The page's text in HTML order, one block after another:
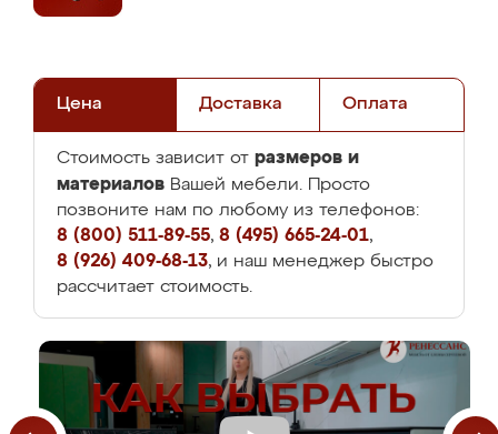
Цена Доставка Оплата
Стоимость зависит от размеров и
материалов Вашей мебели. Просто
позвоните нам по любому из телефонов:
8 (800) 511-89-55, 8 (495) 665-24-01,
8 (926) 409-68-13, и наш менеджер быстро
рассчитает стоимость.